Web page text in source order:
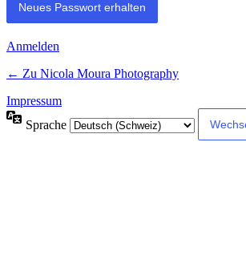
Anmelden
← Zu Nicola Moura Photography
Impressum
Sprache